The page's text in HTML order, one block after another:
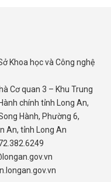
Khoa học và Công nghệ
Cơ quan 3 – Khu Trung
chính tỉnh Long An,
Hành, Phường 6,
An, tỉnh Long An